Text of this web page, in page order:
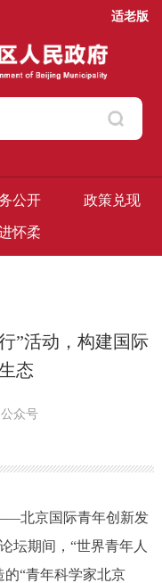
适老版
公开 政策兑现
怀柔
”活动，构建国际
态
众号
北京国际青年创新发
坛期间，“世界青年人
“青年科学家北京